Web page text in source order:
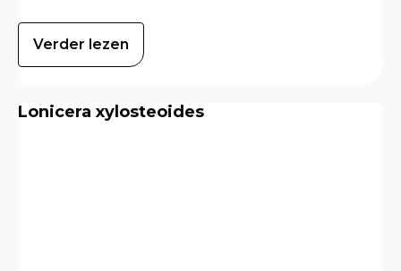
Verder lezen
Lonicera xylosteoides